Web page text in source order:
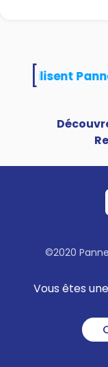
utilisent
©2020
Vous êtes